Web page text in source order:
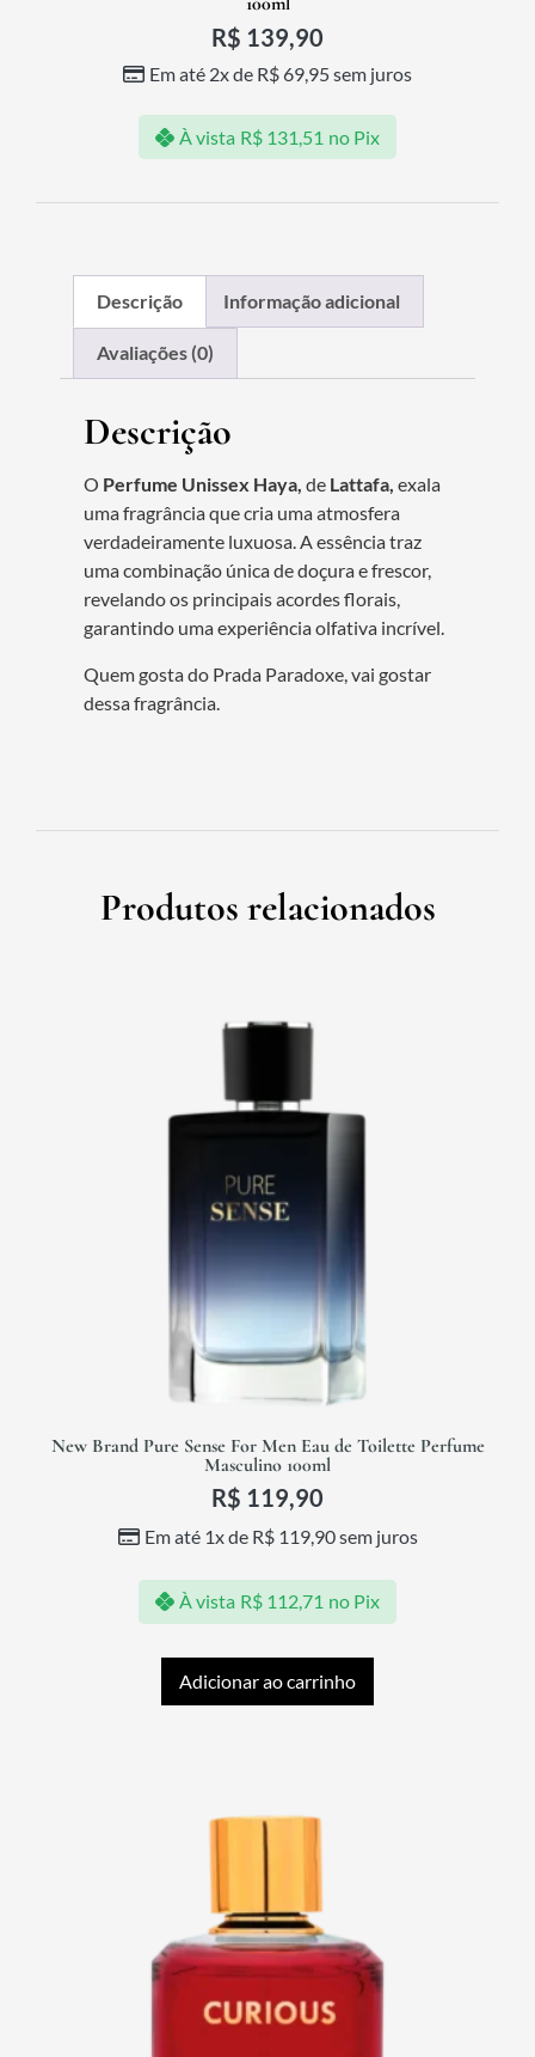
R$ 139,90
Em até 2x de R$ 69,95sem juros
À vista R$ 131,51 no Pix
Descrição Informação adicional
Avaliações (0)
Descrição
O Perfume Unissex Haya, de Lattafa, exala
uma fragrância que cria uma atmosfera
verdadeiramente luxuosa. A essência traz
uma combinação única de doçura e frescor,
revelando os principais acordes florais,
garantindo uma experiência olfativa incrível.
Quem gosta do Prada Paradoxe, vai gostar
dessa fragrância.
Produtos relacionados
New Brand Pure Sense For Men Eau de Toilette Perfume
Masculino 100ml
R$ 119,90
Em até 1x de R$119,90sem juros
À vista R$ 112,71 no Pix
Adicionar ao carrinho